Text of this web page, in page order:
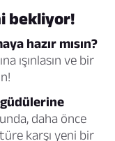
bekliyor!
hazır mısın?
ışınlasın ve bir
daha önce
karşı yeni bir